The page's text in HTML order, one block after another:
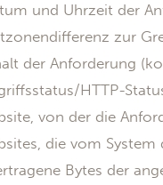
und Uhrzeit der
zur
der Anforderung
HTTP-
von der die
die vom System
Bytes der